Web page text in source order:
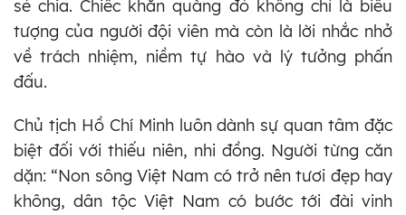
sẻ chia. Chiếc khăn quàng đỏ không chỉ là biểu
tượng của người đội viên mà còn là lời nhắc nhở
về trách nhiệm, niềm tự hào và lý tưởng phấn
đấu.
Chủ tịch Hồ Chí Minh luôn dành sự quan tâm đặc
biệt đối với thiếu niên, nhi đồng. Người từng căn
dặn: “Non sông Việt Nam có trở nên tươi đẹp hay
không, dân tộc Việt Nam có bước tới đài vinh